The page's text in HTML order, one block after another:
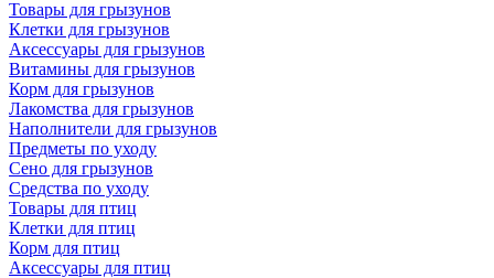
Товары для грызунов
Клетки для грызунов
Аксессуары для грызунов
Витамины для грызунов
Корм для грызунов
Лакомства для грызунов
Наполнители для грызунов
Предметы по уходу
Сено для грызунов
Средства по уходу
Товары для птиц
Клетки для птиц
Корм для птиц
Аксессуары для птиц